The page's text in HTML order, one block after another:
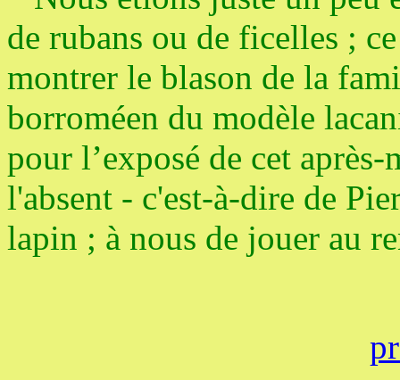
de rubans ou de ficelles ;
montrer le blason de la
borroméen du modèle
pour l’exposé de cet
l'absent - c'est-à-dire de
lapin ; à nous de jouer au